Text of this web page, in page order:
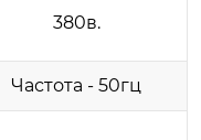
380в.
Частота - 50гц